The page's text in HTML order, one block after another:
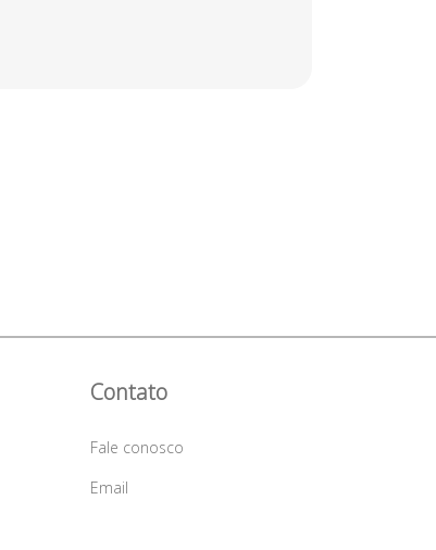
Contato
Fale conosco
Email